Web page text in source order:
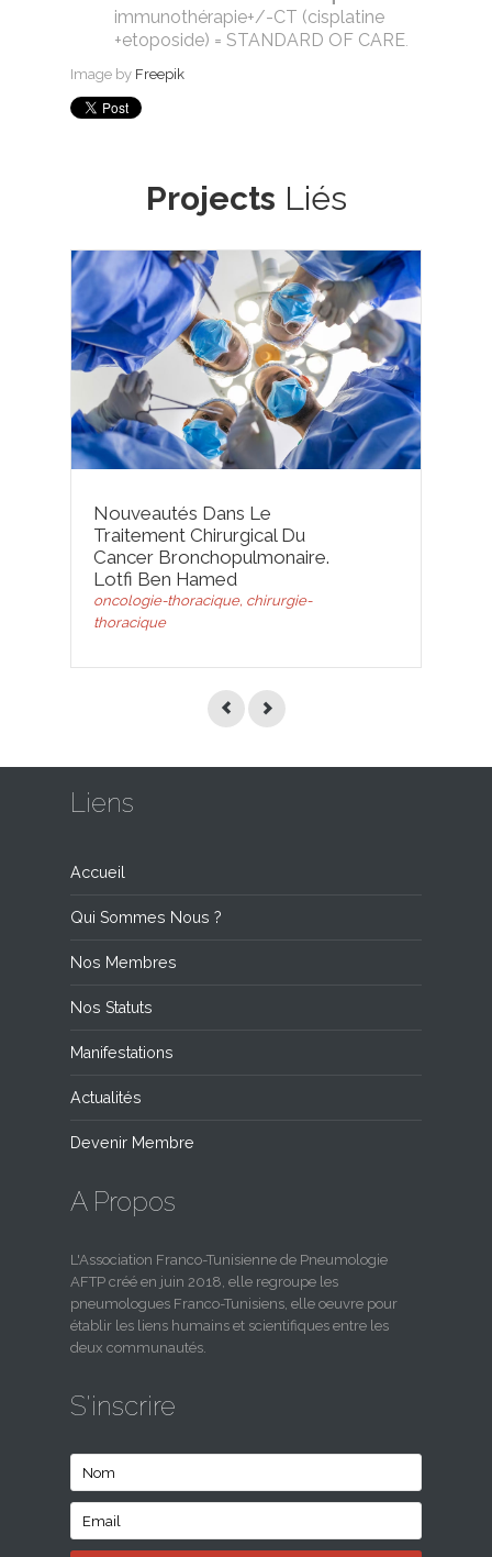
immunothérapie+/-CT (cisplatine
+etoposide) = STANDARD OF CARE.
Image by Freepik
Projects Liés
Nouveautés Dans Le
Traitement Chirurgical Du
Cancer Bronchopulmonaire.
Lotfi Ben Hamed
oncologie-thoracique, chirurgie-
thoracique
Liens
Accueil
Qui Sommes Nous ?
Nos Membres
Nos Statuts
Manifestations
Actualités
Devenir Membre
A Propos
L'Association Franco-Tunisienne de Pneumologie
AFTP créé en juin 2018, elle regroupe les
pneumologues Franco-Tunisiens, elle oeuvre pour
établir les liens humains et scientifiques entre les
deux communautés.
S'inscrire